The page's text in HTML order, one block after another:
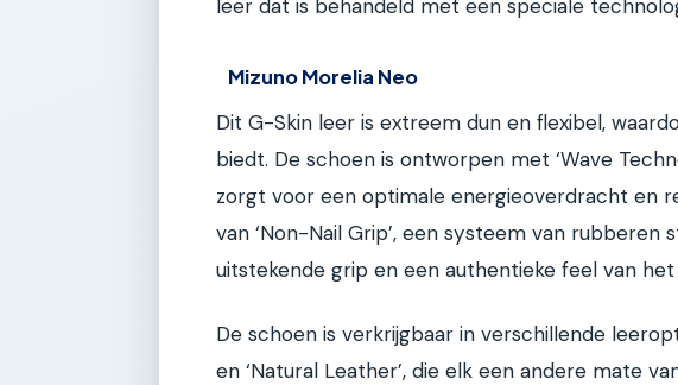
leer dat is behandeld met een speciale
Mizuno Morelia Neo
Dit G-Skin leer is extreem dun en flexibel,
biedt. De schoen is ontworpen met ‘Wave
zorgt voor een optimale energieoverdracht en
van ‘Non-Nail Grip’, een systeem van rubberen
uitstekende grip en een authentieke feel van het
De schoen is verkrijgbaar in verschillende
en ‘Natural Leather’, die elk een andere mate